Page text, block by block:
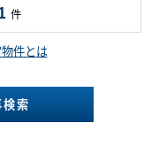
件
件とは
索